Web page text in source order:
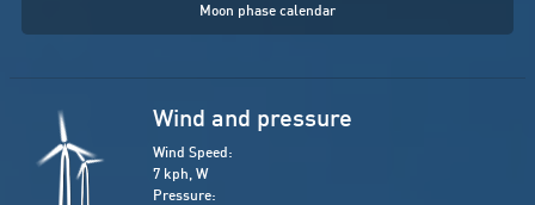
Moon phase calendar
Wind and pressure
Wind Speed:
7 kph, W
Pressure: